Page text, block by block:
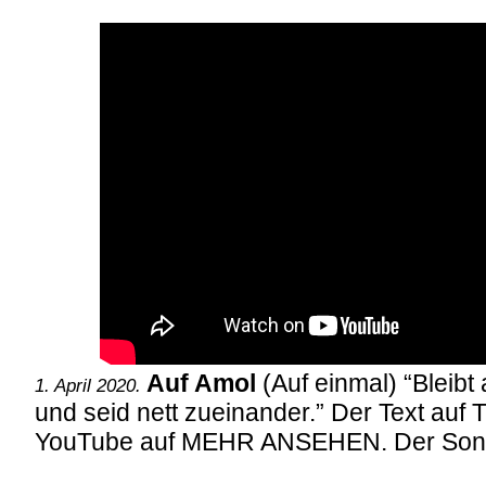
1. April 2020. Auf Amol (Auf einmal)
und seid nett zueinander.” Der Text auf
YouTube auf MEHR ANSEHEN. Der